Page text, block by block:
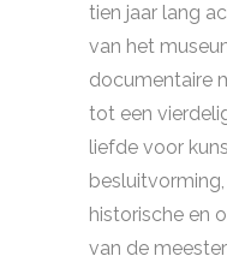
tien jaar lang
van het
documentaire
tot een
liefde voor
historische en
van de